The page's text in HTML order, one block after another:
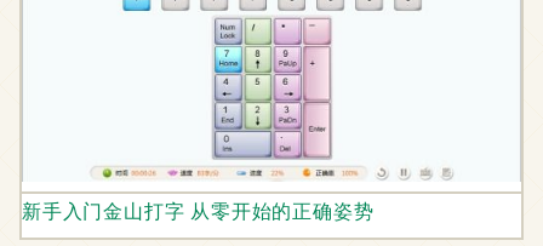
新手入门金山打字 从零开始的正确姿势